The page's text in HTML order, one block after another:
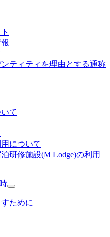
ティティを理由とする通称
て
について
研修施設(M Lodge)の利用
ために